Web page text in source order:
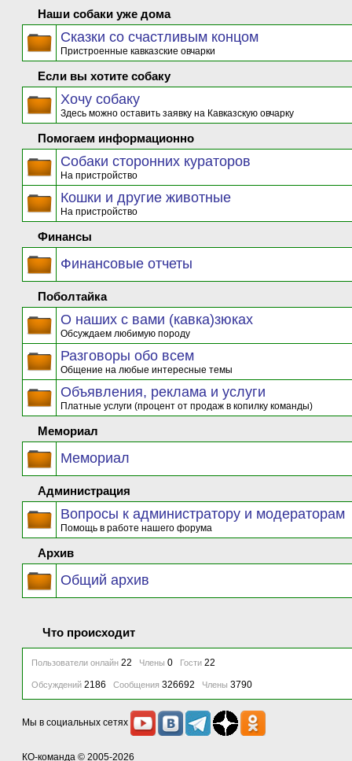
Наши собаки уже дома
Сказки со счастливым концом
Пристроенные кавказские овчарки
Если вы хотите собаку
Хочу собаку
Здесь можно оставить заявку на Кавказскую овчарку
Помогаем информационно
Собаки сторонних кураторов
На пристройство
Кошки и другие животные
На пристройство
Финансы
Финансовые отчеты
Поболтайка
О наших с вами (кавка)зюках
Обсуждаем любимую породу
Разговоры обо всем
Общение на любые интересные темы
Объявления, реклама и услуги
Платные услуги (процент от продаж в копилку команды)
Мемориал
Мемориал
Администрация
Вопросы к администратору и модераторам
Помощь в работе нашего форума
Архив
Общий архив
Что происходит
Пользователи онлайн 22 Члены 0 Гости 22
Обсуждений 2186 Сообщения 326692 Члены 3790
Мы в социальных сетях
КО-команда © 2005-2026